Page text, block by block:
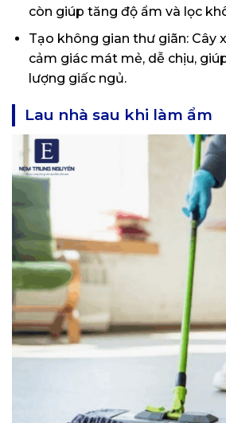
còn giúp tăng độ ẩm và lọc
Tạo không gian thư giãn: Cây
cảm giác mát mẻ, dễ chịu,
lượng giấc ngủ.
Lau nhà sau khi làm ẩm